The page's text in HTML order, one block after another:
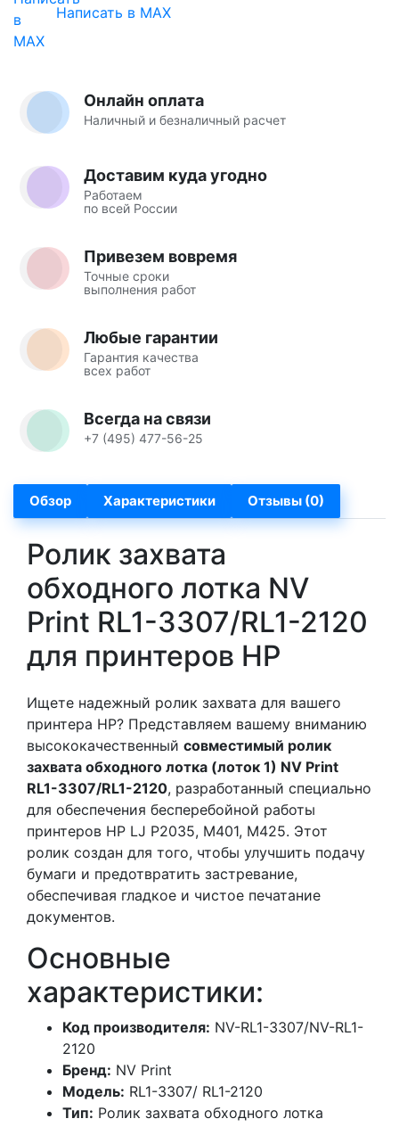
Написать в MAX
Онлайн оплата
Наличный и безналичный расчет
Доставим куда угодно
Работаем
по всей России
Привезем вовремя
Точные сроки
выполнения работ
Любые гарантии
Гарантия качества
всех работ
Всегда на связи
+7 (495) 477-56-25
Обзор Характеристики Отзывы (0)
Ролик захвата
обходного лотка NV
Print RL1-3307/RL1-2120
для принтеров HP
Ищете надежный ролик захвата для вашего
принтера HP? Представляем вашему вниманию
высококачественный совместимый ролик
захвата обходного лотка (лоток 1) NV Print
RL1-3307/RL1-2120, разработанный специально
для обеспечения бесперебойной работы
принтеров HP LJ P2035, M401, M425. Этот
ролик создан для того, чтобы улучшить подачу
бумаги и предотвратить застревание,
обеспечивая гладкое и чистое печатание
документов.
Основные
характеристики:
Код производителя: NV-RL1-3307/NV-RL1-
2120
Бренд: NV Print
Модель: RL1-3307/ RL1-2120
Тип: Ролик захвата обходного лотка